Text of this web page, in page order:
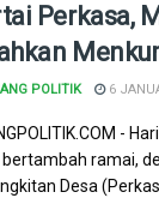
Perkasa,
POLITIK 6
-
ramai,
Desa